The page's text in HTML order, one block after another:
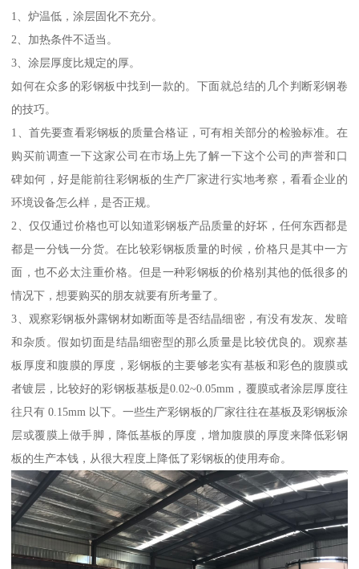
1、炉温低，涂层固化不充分。
2、加热条件不适当。
3、涂层厚度比规定的厚。
如何在众多的彩钢板中找到一款的。下面就总结的几个判断彩钢卷
的技巧。
1、首先要查看彩钢板的质量合格证，可有相关部分的检验标准。在
购买前调查一下这家公司在市场上先了解一下这个公司的声誉和口
碑如何，好是能前往彩钢板的生产厂家进行实地考察，看看企业的
环境设备怎么样，是否正规。
2、仅仅通过价格也可以知道彩钢板产品质量的好坏，任何东西都是
都是一分钱一分货。在比较彩钢板质量的时候，价格只是其中一方
面，也不必太注重价格。但是一种彩钢板的价格别其他的低很多的
情况下，想要购买的朋友就要有所考量了。
3、观察彩钢板外露钢材如断面等是否结晶细密，有没有发灰、发暗
和杂质。假如切面是结晶细密型的那么质量是比较优良的。观察基
板厚度和腹膜的厚度，彩钢板的主要够老实有基板和彩色的腹膜或
者镀层，比较好的彩钢板基板是0.02~0.05mm，覆膜或者涂层厚度往
往只有 0.15mm 以下。一些生产彩钢板的厂家往往在基板及彩钢板涂
层或覆膜上做手脚，降低基板的厚度，增加腹膜的厚度来降低彩钢
板的生产本钱，从很大程度上降低了彩钢板的使用寿命。